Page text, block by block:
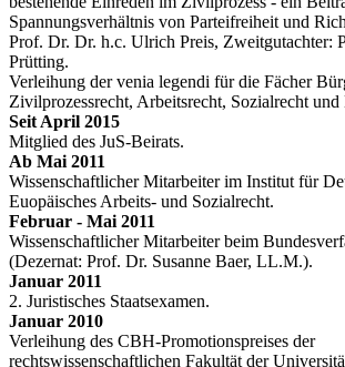
Spannungsverhältnis von Parteifreiheit und
Prof. Dr. Dr. h.c. Ulrich Preis, Zweitgutachter:
Prütting.
Verleihung der venia legendi für die Fächer
Zivilprozessrecht, Arbeitsrecht, Sozialrecht und
Seit April 2015
Mitglied des JuS-Beirats.
Ab Mai 2011
Wissenschaftlicher Mitarbeiter im Institut für
Euopäisches Arbeits- und Sozialrecht.
Februar - Mai 2011
Wissenschaftlicher Mitarbeiter beim
(Dezernat: Prof. Dr. Susanne Baer, LL.M.).
Januar 2011
2. Juristisches Staatsexamen.
Januar 2010
Verleihung des CBH-Promotionspreises der
rechtswissenschaftlichen Fakultät der